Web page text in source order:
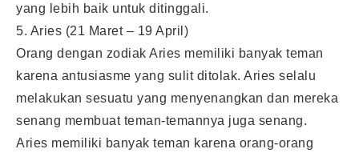
yang lebih baik untuk ditinggali.
5. Aries (21 Maret – 19 April)
Orang dengan zodiak Aries memiliki banyak teman
karena antusiasme yang sulit ditolak. Aries selalu
melakukan sesuatu yang menyenangkan dan mereka
senang membuat teman-temannya juga senang.
Aries memiliki banyak teman karena orang-orang